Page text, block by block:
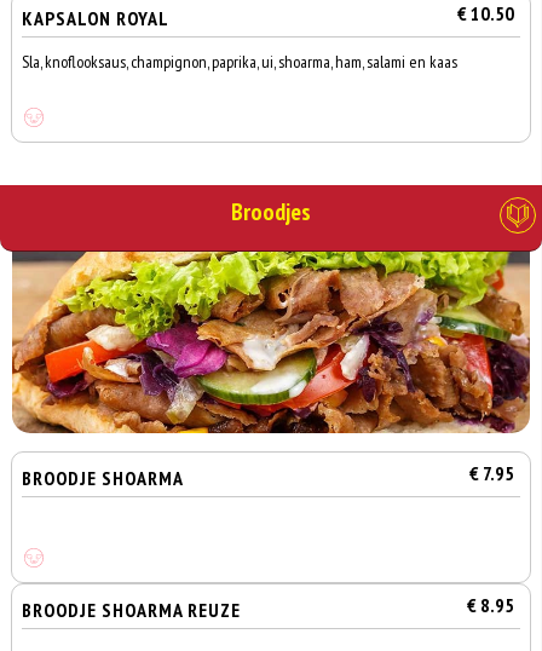
KAPSALON ROYAL € 10.50
Sla, knoflooksaus, champignon, paprika, ui, shoarma, ham, salami en kaas
Broodjes
BROODJE SHOARMA € 7.95
BROODJE SHOARMA REUZE € 8.95